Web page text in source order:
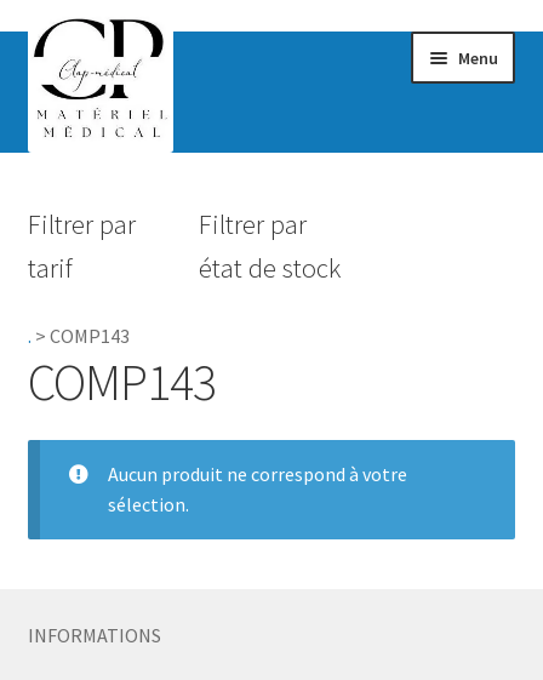
Menu
Hygiène
Accessoires Salle de bain
Pro.
Filtrer par
tarif
Filtrer par
état de stock
. > COMP143
COMP143
Aucun produit ne correspond à votre
sélection.
INFORMATIONS